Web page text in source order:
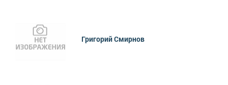
Григорий Смирнов